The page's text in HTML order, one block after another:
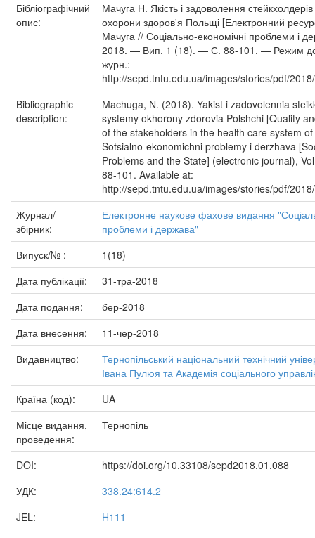
Бібліографічний
опис:
Мачуга Н. Якість і задоволення
охорони здоров'я Польщі [Електронний
Мачуга // Соціально-економічні проблеми і
2018. — Вип. 1 (18). — С. 88-101. — Режим
журн.:
http://sepd.tntu.edu.ua/images/stories/pdf/
Bibliographic
description:
Machuga, N. (2018). Yakist i zadovolennia
systemy okhorony zdorovia Polshchi [Quality
of the stakeholders in the health care system
Sotsialno-ekonomichni problemy i derzhava
Problems and the State] (electronic journal),
88-101. Available at:
http://sepd.tntu.edu.ua/images/stories/pdf/
Журнал/
збірник:
Електронне наукове фахове видання
проблеми і держава"
Випуск/№ :
1(18)
Дата публікації:
31-тра-2018
Дата подання:
бер-2018
Дата внесення:
11-чер-2018
Видавництво:
Тернопільський національний технічний
Івана Пулюя та Академія соціального
Країна (код):
UA
Місце видання,
проведення:
Тернопіль
DOI:
https://doi.org/10.33108/sepd2018.01.088
УДК:
338.24:614.2
JEL:
H111